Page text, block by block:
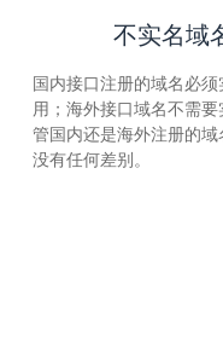
不实名域
国内接口注册的域名必
用；海外接口域名不需
管国内还是海外注册的
没有任何差别。